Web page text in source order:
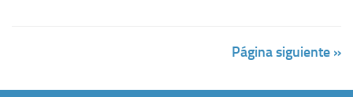
Página siguiente »